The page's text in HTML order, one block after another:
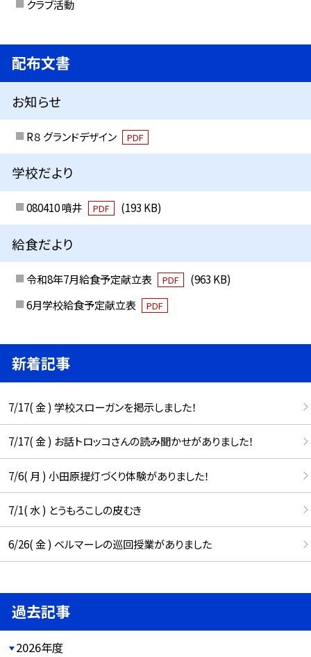
クラブ活動
配布文書
お知らせ
R８ グランドデザイン PDF
学校だより
080410 噴井 PDF (193 KB)
給食だより
令和8年7月給食予定献立表 PDF
(963 KB)
6月学校給食予定献立表
PDF
新着記事
7/17( 金 ) 学校スローガンを掲示しました！
7/17( 金 ) お話トロッコさんの読み聞かせがありました！
7/6( 月 ) 小田原提灯づくり体験がありました！
7/1( 水 ) とうもろこしの皮むき
6/26( 金 ) ベルマーレの巡回授業がありました
過去記事
2026年度